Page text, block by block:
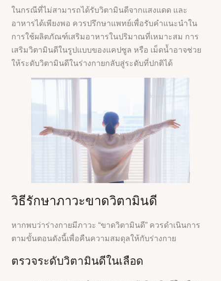
ในกรณีที่ไม่สามารถได้รับวิตามินดีจากแสงแดด และ
อาหารได้เพียงพอ ควรปรึกษาแพทย์เพื่อรับคำแนะนำใน
การใช้ผลิตภัณฑ์เสริมอาหารในปริมาณที่เหมาะสม การ
เสริมวิตามินดีในรูปแบบของแคปซูล หรือ เม็ดน้ำอาจช่วย
ให้ระดับวิตามินดีในร่างกายกลับสู่ระดับที่ปกติได้
วิธีรักษาภาวะขาดวิตามินดี
หากพบว่าร่างกายมีภาวะ “ขาดวิตามินดี” ควรดำเนินการ
ตามขั้นตอนดังนี้เพื่อคืนความสมดุลให้กับร่างกาย
ตรวจระดับวิตามินดีในเลือด